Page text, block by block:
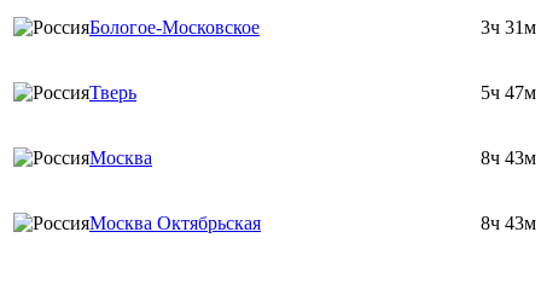
Бологое-Московское 3ч 31м
Тверь 5ч 47м
Москва 8ч 43м
Москва Октябрьская 8ч 43м